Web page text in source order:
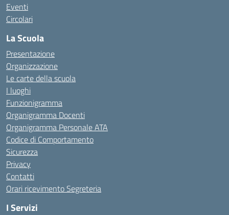
Eventi
Circolari
La Scuola
Presentazione
Organizzazione
Le carte della scuola
I luoghi
Funzionigramma
Organigramma Docenti
Organigramma Personale ATA
Codice di Comportamento
Sicurezza
Privacy
Contatti
Orari ricevimento Segreteria
I Servizi